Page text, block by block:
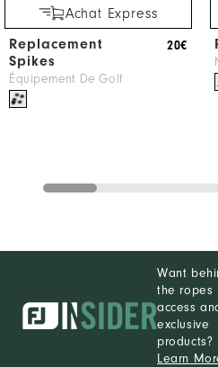
Achat Express
Replacement
Spikes
Équipement De Golf
20€
Want
the ropes
access
exclusive
products?
Learn